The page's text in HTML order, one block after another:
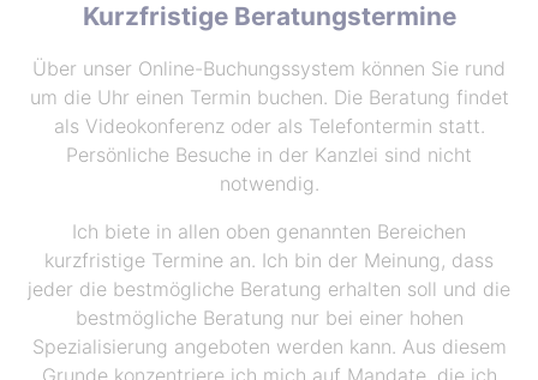
Kurzfristige Beratungstermine
Über unser Online-Buchungssystem können Sie rund
um die Uhr einen Termin buchen. Die Beratung findet
als Videokonferenz oder als Telefontermin statt.
Persönliche Besuche in der Kanzlei sind nicht
notwendig.
Ich biete in allen oben genannten Bereichen
kurzfristige Termine an. Ich bin der Meinung, dass
jeder die bestmögliche Beratung erhalten soll und die
bestmögliche Beratung nur bei einer hohen
Spezialisierung angeboten werden kann. Aus diesem